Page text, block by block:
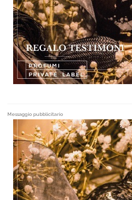
Messaggio pubblicitario